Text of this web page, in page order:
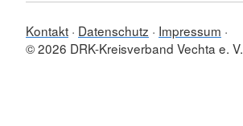
Kontakt Datenschutz
Impressum
© 2026 DRK-Kreisverband Vechta e. V.